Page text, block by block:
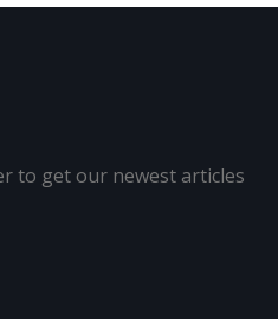
to get our newest articles